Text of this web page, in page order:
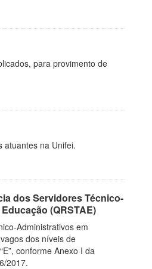
para provimento de
atuantes na Unifei.
dos Servidores Técnico-
(QRSTAE)
Administrativos em
dos níveis de
conforme Anexo I da
2017.